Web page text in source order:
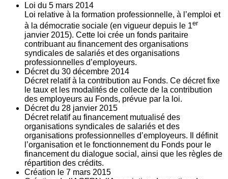
Loi du 5 mars 2014
Loi relative à la formation professionnelle, à l’emploi et
à la démocratie sociale (en vigueur depuis le 1er
janvier 2015). Cette loi crée un fonds paritaire
contribuant au financement des organisations
syndicales de salariés et des organisations
professionnelles d’employeurs.
Décret du 30 décembre 2014
Décret relatif à la contribution au Fonds. Ce décret fixe
le taux et les modalités de collecte de la contribution
des employeurs au Fonds, prévue par la loi.
Décret du 28 janvier 2015
Décret relatif au financement mutualisé des
organisations syndicales de salariés et des
organisations professionnelles d’employeurs. Il définit
l’organisation et le fonctionnement du Fonds pour le
financement du dialogue social, ainsi que les règles de
répartition des crédits.
Création le 7 mars 2015